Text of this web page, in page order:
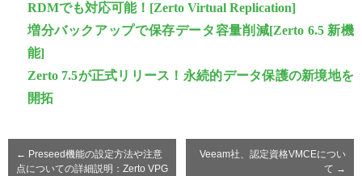
RDMでも対応可能！[Zerto Virtual Replication]
増分バックアップで保存データ容量削減[Zerto 6.5 新機
能]
Zerto 7.5が正式リリース！永続的データ保護の新境地を
開拓
← Preseed機能の設定方法や注意
点についての詳細説明：Zerto VPG
Veeam社、認定資格VMCEについ
て →